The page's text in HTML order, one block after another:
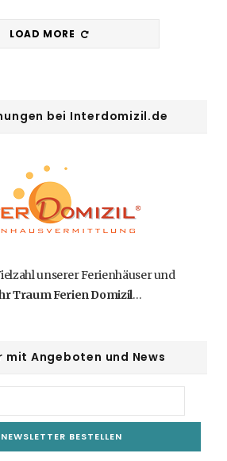
LOAD MORE
bei Interdomizil.de
unserer Ferienhäuser und
Traum Ferien Domizil…
mit Angeboten und News